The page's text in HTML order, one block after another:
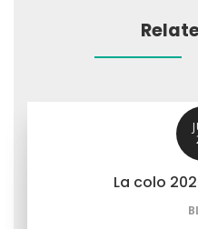
La colo